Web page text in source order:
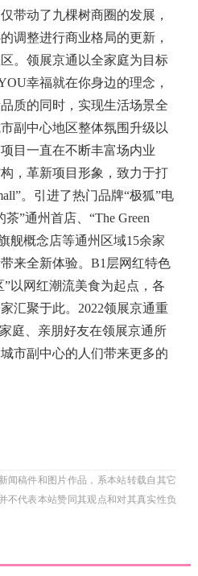
带动了九棵树商圈的发展，
调整进行商业格局的更新，
。领展京通以全家庭为目标
幸福就在你身边的理念，
质的同时，实现生活场景全
副中心地区整体氛围升级以
目一直在不断丰富场内业
，革新项目形象，致力于打
。引进了热门品牌“极狐”电
茶”通州首店、 “The Green
舰概念店等通州区域15余家
来全新体验。 B1 层网红特色
”以网红潮流美食为起点，各
汇聚于此。 2022领展京通重
庭、亲朋好友在领展京通所
市副中心的人们带来更多的
闻稿件和图片作品，系本站转载自其它
不代表本站赞同其观点和对其真实性负